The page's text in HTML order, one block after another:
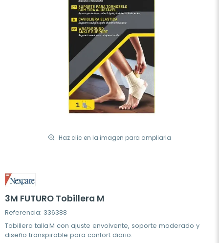
Haz clic en la imagen para ampliarla
3M FUTURO Tobillera M
Referencia: 336388
Tobillera talla M con ajuste envolvente, soporte moderado y
diseño transpirable para confort diario.